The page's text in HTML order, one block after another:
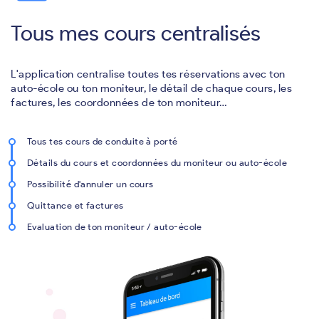
Tous mes cours centralisés
L'application centralise toutes tes réservations avec ton
auto-école ou ton moniteur, le détail de chaque cours, les
factures, les coordonnées de ton moniteur…
Tous tes cours de conduite à porté
Détails du cours et coordonnées du moniteur ou auto-école
Possibilité d'annuler un cours
Quittance et factures
Evaluation de ton moniteur / auto-école